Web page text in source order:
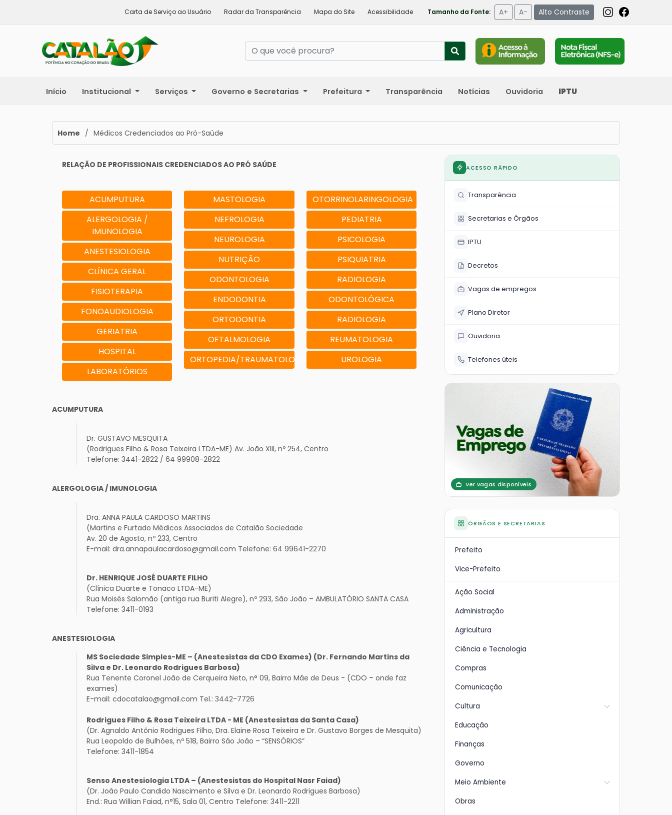
Carta de Serviço ao Usuário Radar da Transparência Mapa do Site Acessibilidade Tamanho da Fonte: A+ A- Alto Contraste
Início Institucional Serviços Governo e Secretarias Prefeitura Transparência Notícias Ouvidoria IPTU
Home / Médicos Credenciados ao Pró-Saúde
RELAÇÃO DE PROFISSIONAIS CREDENCIADOS AO PRÓ SAÚDE
ACUMPUTURA
ALERGOLOGIA /
IMUNOLOGIA
ANESTESIOLOGIA
CLÍNICA GERAL
FISIOTERAPIA
FONOAUDIOLOGIA
GERIATRIA
HOSPITAL
LABORATÓRIOS
MASTOLOGIA
NEFROLOGIA
NEUROLOGIA
NUTRIÇÃO
ODONTOLOGIA
ENDODONTIA
ORTODONTIA
OFTALMOLOGIA
ORTOPEDIA/TRAUMATOLOGIA
OTORRINOLARINGOLOGIA
PEDIATRIA
PSICOLOGIA
PSIQUIATRIA
RADIOLOGIA
ODONTOLÓGICA
RADIOLOGIA
REUMATOLOGIA
UROLOGIA
ACUMPUTURA
Dr. GUSTAVO MESQUITA
(Rodrigues Filho & Rosa Teixeira LTDA-ME) Av. João XIII, nº 254, Centro
Telefone: 3441-2822 / 64 99908-2822
ALERGOLOGIA / IMUNOLOGIA
Dra. ANNA PAULA CARDOSO MARTINS
(Martins e Furtado Médicos Associados de Catalão Sociedade
Av. 20 de Agosto, nº 233, Centro
E-mail: dra.annapaulacardoso@gmail.com Telefone: 64 99641-2270
Dr. HENRIQUE JOSÉ DUARTE FILHO
(Clínica Duarte e Tonaco LTDA-ME)
Rua Moisés Salomão (antiga rua Buriti Alegre), nº 293, São João – AMBULATÓRIO SANTA CASA
Telefone: 3411-0193
ANESTESIOLOGIA
MS Sociedade Simples-ME – (Anestesistas da CDO Exames) (Dr. Fernando Martins da
Silva e Dr. Leonardo Rodrigues Barbosa)
Rua Tenente Coronel João de Cerqueira Neto, n° 09, Bairro Mãe de Deus - (CDO – onde faz
exames)
E-mail: cdocatalao@gmail.com Tel.: 3442-7726
Rodrigues Filho & Rosa Teixeira LTDA - ME (Anestesistas da Santa Casa)
(Dr. Agnaldo Antônio Rodrigues Filho, Dra. Elaine Rosa Teixeira e Dr. Gustavo Borges de Mesquita)
Rua Leopoldo de Bulhões, nº 518, Bairro São João – “SENSÓRIOS”
Telefone: 3411-1854
Senso Anestesiologia LTDA – (Anestesistas do Hospital Nasr Faiad)
(Dr. João Paulo Candido Nascimento e Silva e Dr. Leonardo Rodrigues Barbosa)
End.: Rua Willian Faiad, n°15, Sala 01, Centro Telefone: 3411-2211
ACESSO RÁPIDO
Transparência
Secretarias e Órgãos
IPTU
Decretos
Vagas de empregos
Plano Diretor
Ouvidoria
Telefones úteis
Ver vagas disponíveis
ÓRGÃOS E SECRETARIAS
Prefeito
Vice-Prefeito
Ação Social
Administração
Agricultura
Ciência e Tecnologia
Compras
Comunicação
Cultura
Educação
Finanças
Governo
Meio Ambiente
Obras